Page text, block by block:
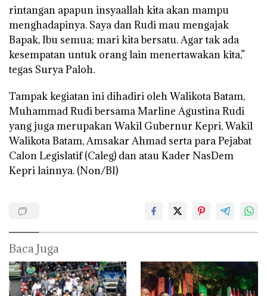
rintangan apapun insyaallah kita akan mampu
menghadapinya. Saya dan Rudi mau mengajak
Bapak, Ibu semua; mari kita bersatu. Agar tak ada
kesempatan untuk orang lain menertawakan kita,”
tegas Surya Paloh.
Tampak kegiatan ini dihadiri oleh Walikota Batam,
Muhammad Rudi bersama Marline Agustina Rudi
yang juga merupakan Wakil Gubernur Kepri, Wakil
Walikota Batam, Amsakar Ahmad serta para Pejabat
Calon Legislatif (Caleg) dan atau Kader NasDem
Kepri lainnya. (Non/BI)
Baca Juga